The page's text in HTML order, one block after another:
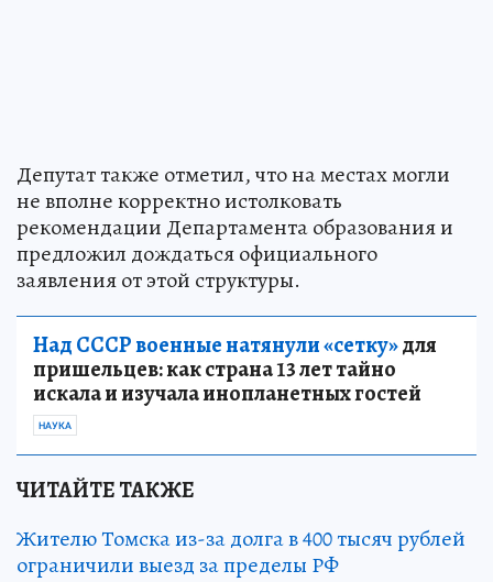
Депутат также отметил, что на местах могли
не вполне корректно истолковать
рекомендации Департамента образования и
предложил дождаться официального
заявления от этой структуры.
Над СССР военные натянули «сетку»для
пришельцев: как страна 13 лет тайно
искала и изучала инопланетных гостей
НАУКА
ЧИТАЙТЕ ТАКЖЕ
Жителю Томска из-за долга в 400 тысяч рублей
ограничили выезд за пределы РФ